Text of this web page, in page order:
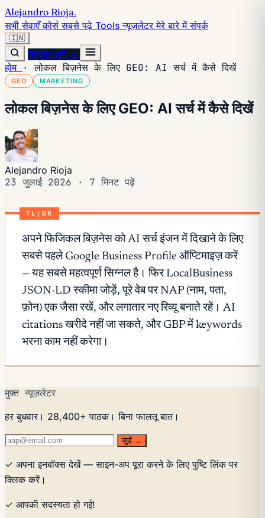
Alejandro Rioja.
सभी सेवाएँकोर्ससबसे पढ़े Toolsन्यूज़लेटरमेरे बारे मेंसंपर्क
🇮🇳
नियुक्त करें →
होम · लोकल बिज़नेस के लिए GEO: AI सर्च में कैसे दिखें
GEO MARKETING
लोकल बिज़नेस के लिए GEO: AI सर्च में कैसे दिखें
Alejandro Rioja
23 जुलाई 2026 · 7 मिनट पढ़ें
TL;DR
अपने फिजिकल बिज़नेस को AI सर्च इंजन में दिखाने के लिए
सबसे पहले Google Business Profile ऑप्टिमाइज़ करें
— यह सबसे महत्वपूर्ण सिग्नल है। फिर LocalBusiness
JSON-LD स्कीमा जोड़ें, पूरे वेब पर NAP (नाम, पता,
फ़ोन) एक जैसा रखें, और लगातार नए रिव्यू बनाते रहें। AI
citations खरीदे नहीं जा सकते, और GBP में keywords
भरना काम नहीं करेगा।
मुफ़्त न्यूज़लेटर
हर बुधवार। 28,400+ पाठक। बिना फालतू बात।
जुड़ें →
✓ अपना इनबॉक्स देखें — साइन-अप पूरा करने के लिए पुष्टि लिंक पर
क्लिक करें।
✓ आपकी सदस्यता हो गई!